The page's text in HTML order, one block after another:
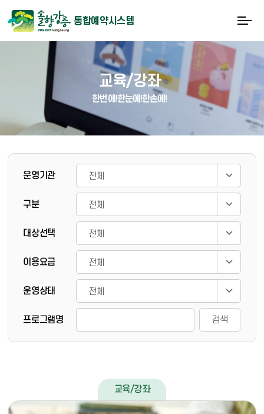
통합예약시스템
교육/강좌
한번에!한눈에!한손에!
운영기관
구분
대상선택
이용요금
운영상태
프로그램명 검색
교육/강좌